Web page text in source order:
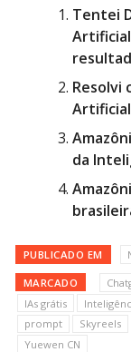
Tentei
Resolvi
da
PUBLICADO EM
MARCADO
IAs grátis
prompt
Skyreels
Yuewen CN